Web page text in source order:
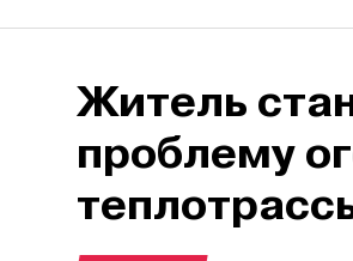
Житель
проблему